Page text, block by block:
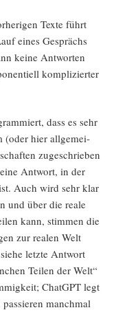
Tex­te führt
eines Gesprächs
kei­ne Ant­wor­ten
kom­pli­zier­ter
dass es sehr
(oder hier all­ge­mei­
zuge­schrie­ben
Ant­wort, in der
Auch wird sehr klar
und über die rea­le
kann, stim­men die
zur rea­len Welt
letz­te Ant­wort
Tei­len der Welt“
ChatGPT legt
manch­mal